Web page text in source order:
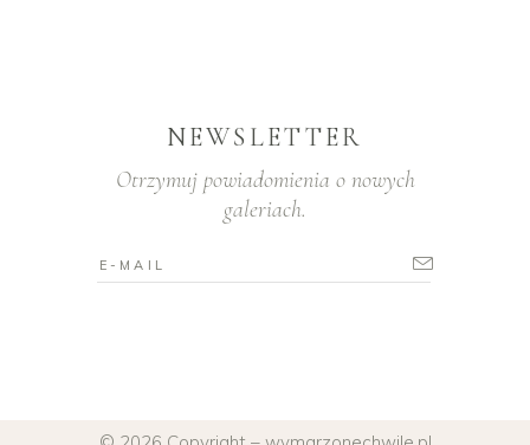
NEWSLETTER
Otrzymuj powiadomienia o nowych
galeriach.